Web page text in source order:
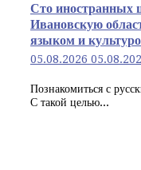
Сто иностранных
Ивановскую
языком и
05.08.2026
Познакомиться с
С такой целью...